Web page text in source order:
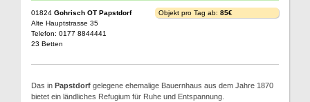
01824 Gohrisch OT Papstdorf
Alte Hauptstrasse 35
Telefon: 0177 8844441
23 Betten
Objekt pro Tag ab: 85€
Das in Papstdorf gelegene ehemalige Bauernhaus aus dem Jahre 1870
bietet ein ländliches Refugium für Ruhe und Entspannung.